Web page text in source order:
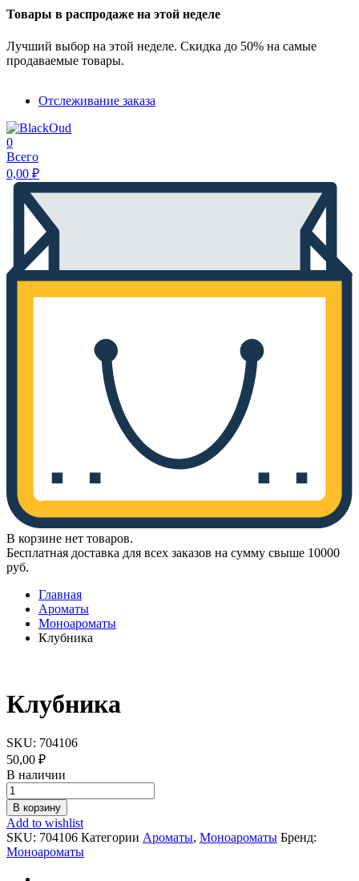
Товары в распродаже на этой неделе
Лучший выбор на этой неделе. Скидка до 50% на самые
продаваемые товары.
Отслеживание заказа
0
Всего
0,00 ₽
В корзине нет товаров.
Бесплатная доставка для всех заказов на сумму свыше 10000
руб.
Главная
Ароматы
Моноароматы
Клубника
Клубника
SKU: 704106
50,00 ₽
В наличии
Клубника
quantity
В корзину
Add to wishlist
SKU: 704106 Категории Ароматы, Моноароматы Бренд:
Моноароматы